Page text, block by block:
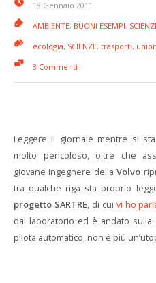
18 Gennaio 2011
AMBIENTE, BUONI ESEMPI,
ecologia, SCIENZE, trasporti,
3 Commenti
Leggere il giornale mentre si
molto pericoloso, oltre che
giovane ingegnere dellaVolvo
tra qualche riga sta proprio
progetto SARTRE, di cui vi ho
dal laboratorio ed è andato sulla
pilota automatico, non è più